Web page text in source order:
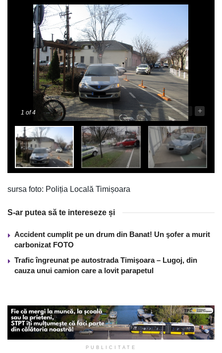
1 of 4 - +
sursa foto: Poliția Locală Timișoara
S-ar putea să te intereseze și
Accident cumplit pe un drum din Banat! Un şofer a murit
carbonizat FOTO
Trafic îngreunat pe autostrada Timişoara – Lugoj, din
cauza unui camion care a lovit parapetul
PUBLICITATE